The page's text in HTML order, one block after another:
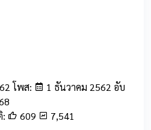
โพส:
1 ธันวาคม 2562 อับ
: 609 7,541